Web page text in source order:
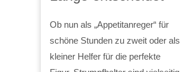
Ob nun als „Appetitanreger“ für
schöne Stunden zu zweit oder als
kleiner Helfer für die perfekte